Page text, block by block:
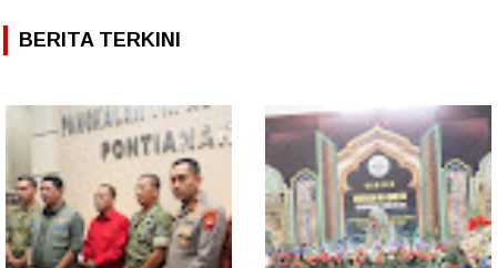
BERITA TERKINI